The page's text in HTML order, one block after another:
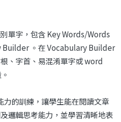
單字，包含 Key Words/Words
。在 Vocabulary Builder
、字首、易混淆單字或 word
的訓練，讓學生能在閱讀文章
邏輯思考能力，並學習清晰地表